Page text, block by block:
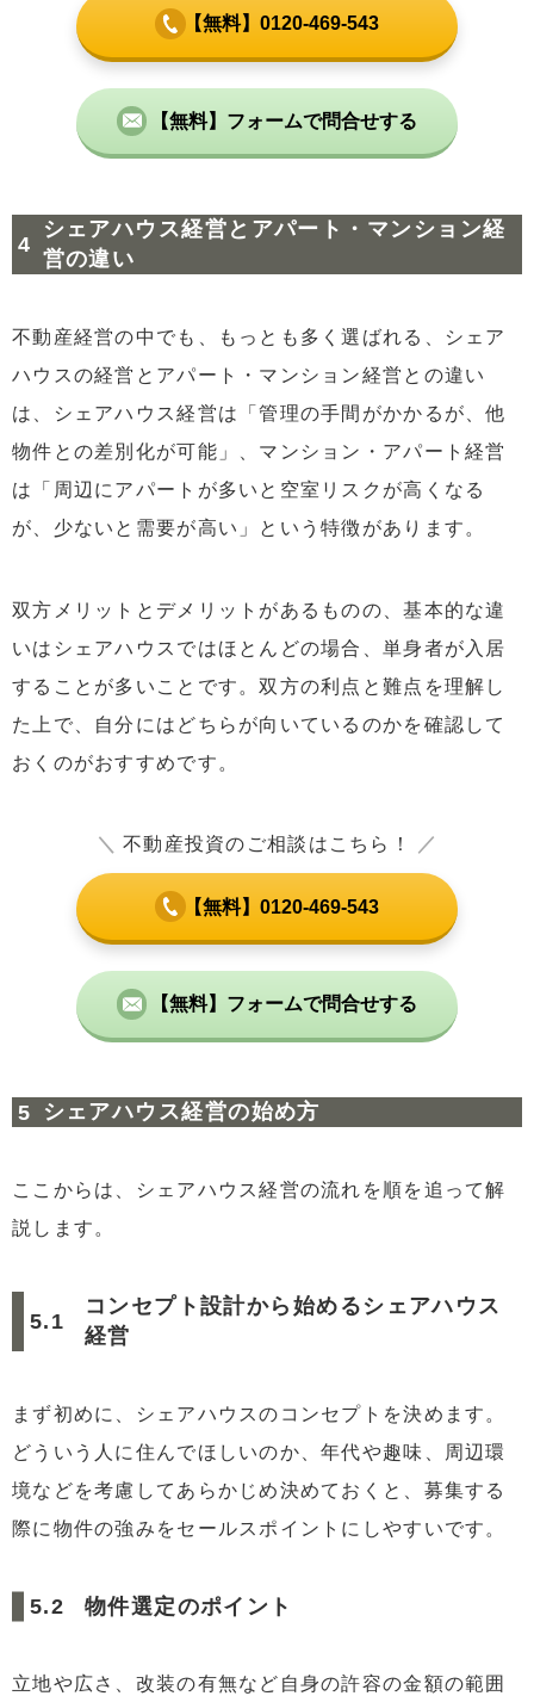
【無料】0120-469-543
【無料】フォームで問合せする
シェアハウス経営とアパート・マンション経
営の違い
不動産経営の中でも、もっとも多く選ばれる、シェア
ハウスの経営とアパート・マンション経営との違い
は、シェアハウス経営は「管理の手間がかかるが、他
物件との差別化が可能」、マンション・アパート経営
は「周辺にアパートが多いと空室リスクが高くなる
が、少ないと需要が高い」という特徴があります。
双方メリットとデメリットがあるものの、基本的な違
いはシェアハウスではほとんどの場合、単身者が入居
することが多いことです。双方の利点と難点を理解し
た上で、自分にはどちらが向いているのかを確認して
おくのがおすすめです。
＼ 不動産投資のご相談はこちら！ ／
【無料】0120-469-543
【無料】フォームで問合せする
シェアハウス経営の始め方
ここからは、シェアハウス経営の流れを順を追って解
説します。
コンセプト設計から始めるシェアハウス
経営
まず初めに、シェアハウスのコンセプトを決めます。
どういう人に住んでほしいのか、年代や趣味、周辺環
境などを考慮してあらかじめ決めておくと、募集する
際に物件の強みをセールスポイントにしやすいです。
物件選定のポイント
立地や広さ、改装の有無など自身の許容の金額の範囲